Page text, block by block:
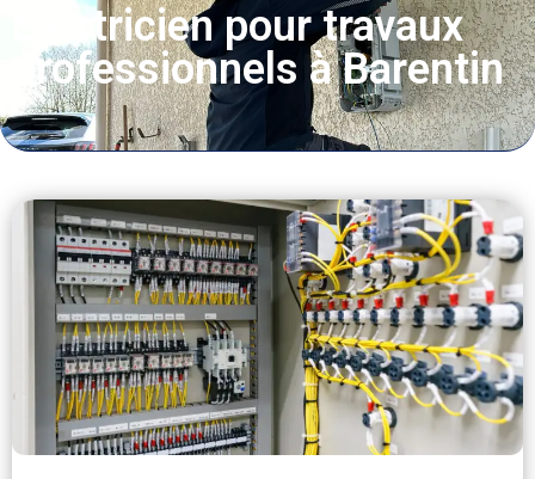
Électricien pour travaux
professionnels à Barentin